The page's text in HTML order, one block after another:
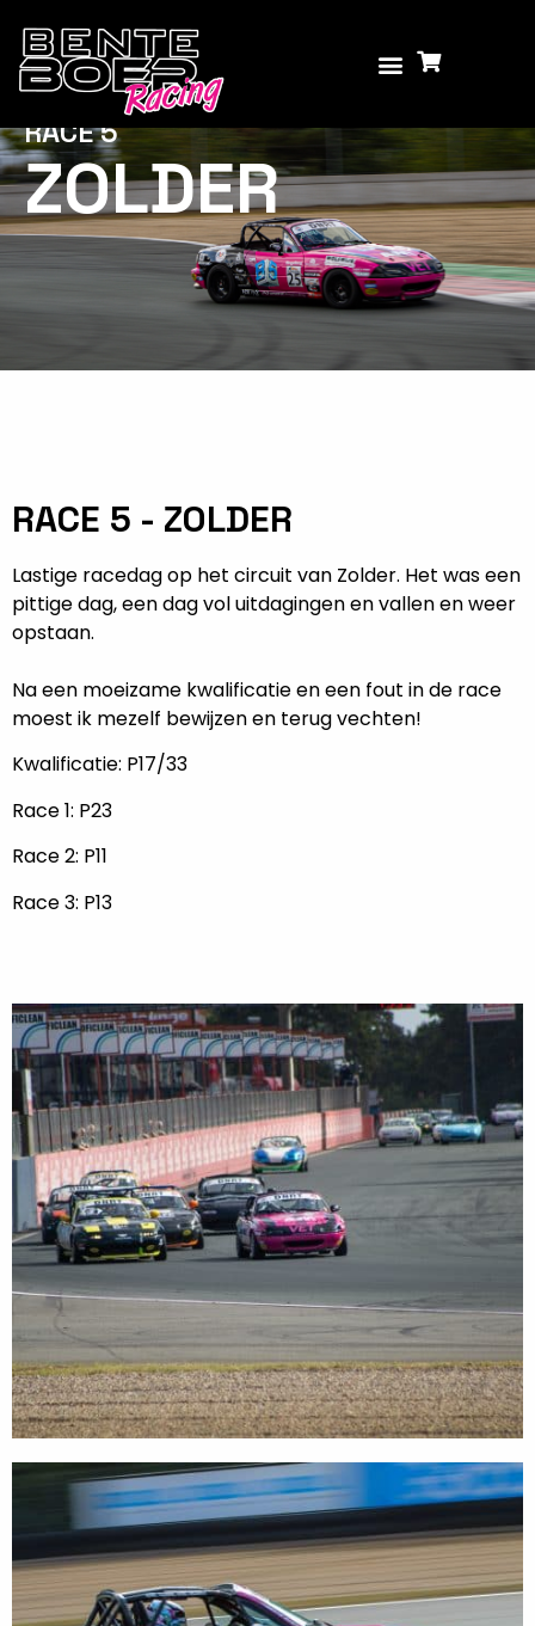
RACE 5
ZOLDER
RACE 5 - ZOLDER
Lastige racedag op het circuit van Zolder. Het was een
pittige dag, een dag vol uitdagingen en vallen en weer
opstaan.
Na een moeizame kwalificatie en een fout in de race
moest ik mezelf bewijzen en terug vechten!
Kwalificatie: P17/33
Race 1: P23
Race 2: P11
Race 3: P13